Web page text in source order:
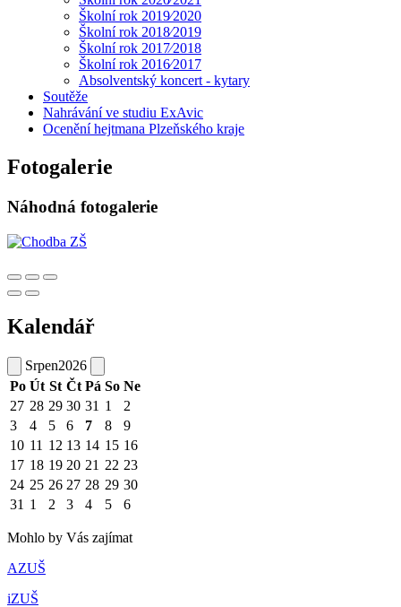
Školní rok 2019⁄2020
Školní rok 2018⁄2019
Školní rok 2017⁄2018
Školní rok 2016⁄2017
Absolventský koncert - kytary
Soutěže
Nahrávání ve studiu ExAvic
Ocenění hejtmana Plzeňského kraje
Fotogalerie
Náhodná fotogalerie
Kalendář
Srpen2026
Po Út St Čt Pá So Ne
27 28 29 30 31 1
2
3
4 5 6 7 8
9
10 11 12 13 14 15 16
17 18 19 20 21 22 23
24 25 26 27 28 29 30
31 1 2 3 4 5 6
Mohlo by Vás zajímat
AZUŠ
iZUŠ